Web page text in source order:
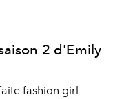
2 d'Emily
fashion girl